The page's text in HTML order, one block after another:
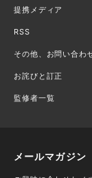
提携メディア
RSS
その他、お問い合わ
お詫びと訂正
監修者一覧
メールマガジン